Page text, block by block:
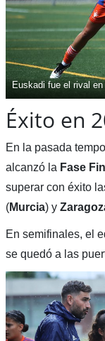
Euskadi fue el rival
Éxito en
En la pasada
alcanzó la Fase
superar con éxito
(Murcia) y
En semifinales, el
se quedó a las